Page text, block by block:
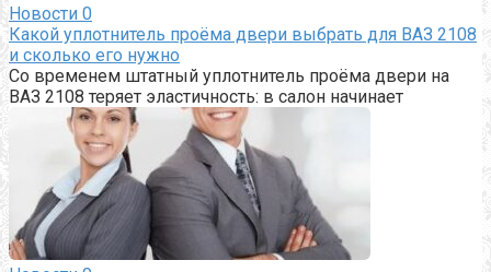
Новости 0
Какой уплотнитель проёма двери выбрать для ВАЗ 2108
и сколько его нужно
Со временем штатный уплотнитель проёма двери на
ВАЗ 2108 теряет эластичность: в салон начинает